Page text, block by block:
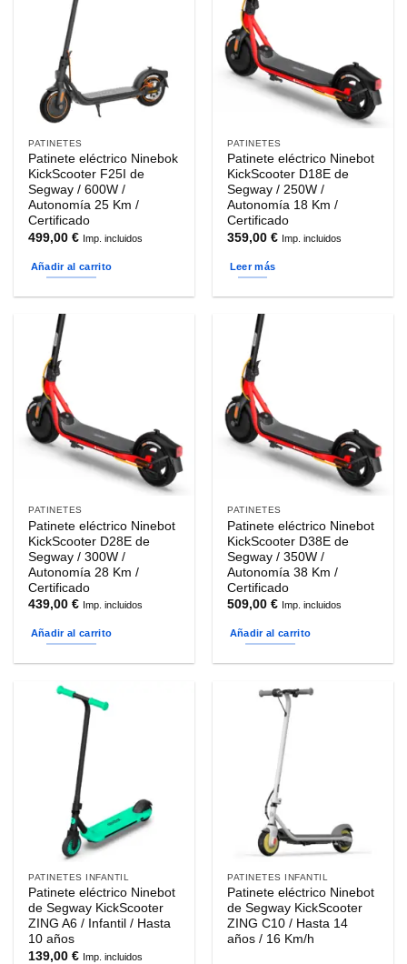
PATINETES
Patinete eléctrico Ninebok
KickScooter F25I de
Segway / 600W /
Autonomía 25 Km /
Certificado
499,00€ Imp. incluidos
Añadir al carrito
PATINETES
Patinete eléctrico Ninebot
KickScooter D18E de
Segway / 250W /
Autonomía 18 Km /
Certificado
359,00€ Imp. incluidos
Leer más
PATINETES
Patinete eléctrico Ninebot
KickScooter D28E de
Segway / 300W /
Autonomía 28 Km /
Certificado
439,00€ Imp. incluidos
Añadir al carrito
PATINETES
Patinete eléctrico Ninebot
KickScooter D38E de
Segway / 350W /
Autonomía 38 Km /
Certificado
509,00€ Imp. incluidos
Añadir al carrito
PATINETES INFANTIL
Patinete eléctrico Ninebot
de Segway KickScooter
ZING A6 / Infantil / Hasta
10 años
139,00€ Imp. incluidos
PATINETES INFANTIL
Patinete eléctrico Ninebot
de Segway KickScooter
ZING C10 / Hasta 14
años / 16 Km/h